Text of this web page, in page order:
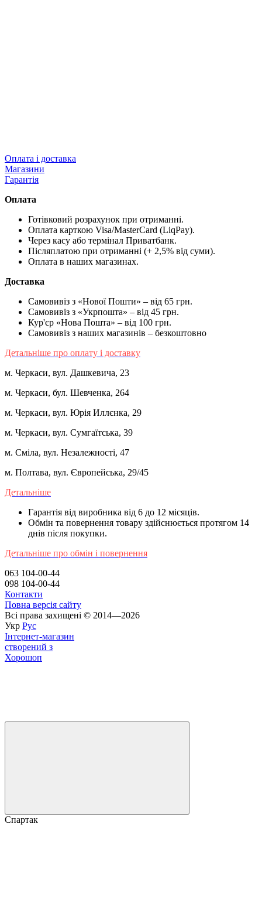
Оплата і доставка
Магазини
Гарантія
Оплата
Готівковий розрахунок при отриманні.
Оплата карткою Visa/MasterCard (LiqPay).
Через касу або термінал Приватбанк.
Післяплатою при отриманні (+ 2,5% від суми).
Оплата в наших магазинах.
Доставка
Самовивіз з «Нової Пошти» – від 65 грн.
Самовивіз з «Укрпошта» – від 45 грн.
Кур'єр «Нова Пошта» – від 100 грн.
Самовивіз з наших магазинів – безкоштовно
Детальніше про оплату і доставку
м. Черкаси, вул. Дашкевича, 23
м. Черкаси, бул. Шевченка, 264
м. Черкаси, вул. Юрія Иллєнка, 29
м. Черкаси, вул. Сумгаїтська, 39
м. Сміла, вул. Незалежності, 47
м. Полтава, вул. Європейська, 29/45
Детальніше
Гарантія від виробника від 6 до 12 місяців.
Обмін та повернення товару здійснюється протягом 14
днів після покупки.
Детальніше про обмін і повернення
063 104-00-44
098 104-00-44
Контакти
Повна версія сайту
Всі права захищені © 2014—2026
Укр Рус
Інтернет-магазин
створений з
Хорошоп
Спартак